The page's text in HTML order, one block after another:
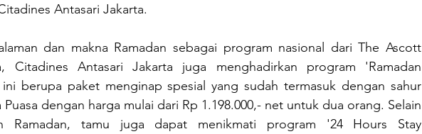
Antasari Jakarta.
dan makna Ramadan sebagai program nasional dari The Ascott
Citadines Antasari Jakarta juga menghadirkan program 'Ramadan
berupa paket menginap spesial yang sudah termasuk dengan sahur
dengan harga mulai dari Rp 1.198.000,- net untuk dua orang. Selain
Ramadan, tamu juga dapat menikmati program '24 Hours Stay